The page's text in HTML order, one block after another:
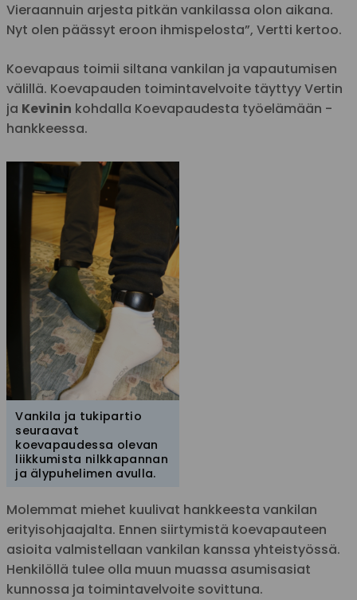
Vieraannuin arjesta pitkän vankilassa olon aikana.
Nyt olen päässyt eroon ihmispelosta”, Vertti kertoo.
Koevapaus toimii siltana vankilan ja vapautumisen
välillä. Koevapauden toimintavelvoite täyttyy Vertin
ja Kevinin kohdalla Koevapaudesta työelämään -
hankkeessa.
Vankila ja tukipartio
seuraavat
koevapaudessa olevan
liikkumista nilkkapannan
ja älypuhelimen avulla.
Molemmat miehet kuulivat hankkeesta vankilan
erityisohjaajalta. Ennen siirtymistä koevapauteen
asioita valmistellaan vankilan kanssa yhteistyössä.
Henkilöllä tulee olla muun muassa asumisasiat
kunnossa ja toimintavelvoite sovittuna.